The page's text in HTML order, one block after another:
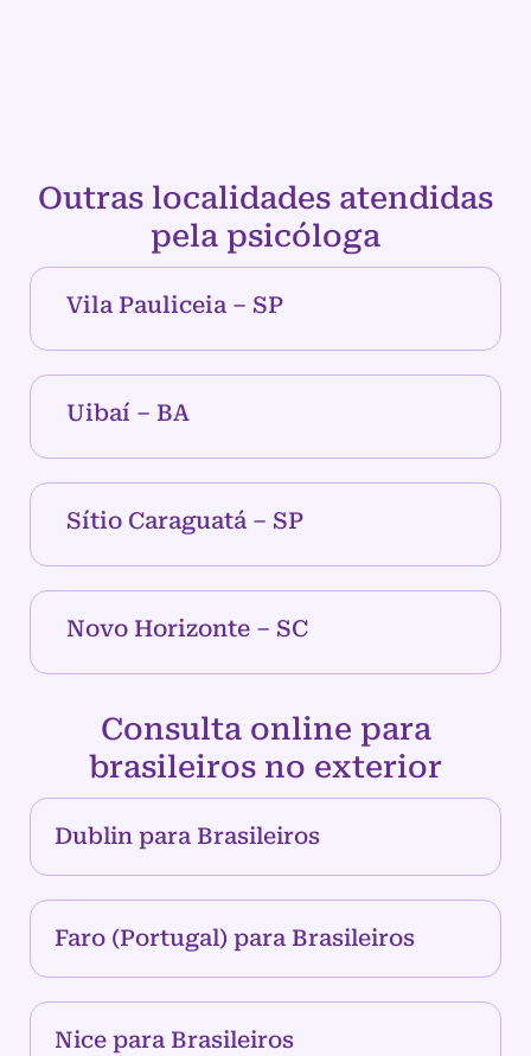
Outras localidades atendidas
pela psicóloga
Vila Pauliceia – SP
Uibaí – BA
Sítio Caraguatá – SP
Novo Horizonte – SC
Consulta online para
brasileiros no exterior
Dublin para Brasileiros
Faro (Portugal) para Brasileiros
Nice para Brasileiros